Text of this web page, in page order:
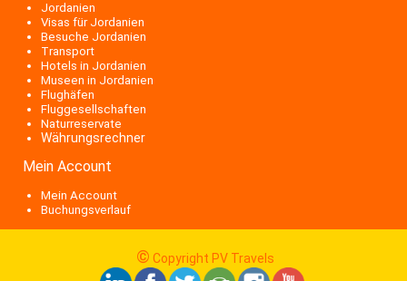
Jordanien
Visas für Jordanien
Besuche Jordanien
Transport
Hotels in Jordanien
Museen in Jordanien
Flughäfen
Fluggesellschaften
Naturreservate
Währungsrechner
Mein Account
Mein Account
Buchungsverlauf
© Copyright PV Travels